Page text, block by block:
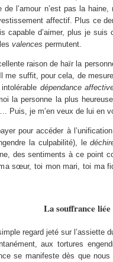
de l’amour n’est pas la
affectif. Plus ce
capable d’aimer, plus je suis
valences permutent.
raison de haïr la
suffit, pour cela, de
dépendance
la personne la plus
Puis, je m’en veux de lui en
pour accéder à
la culpabilité), le
des sentiments à ce point
sœur, toi mon mari, toi ma
La souffrance liée
regard jeté sur
aux tortures
se manifeste dès que